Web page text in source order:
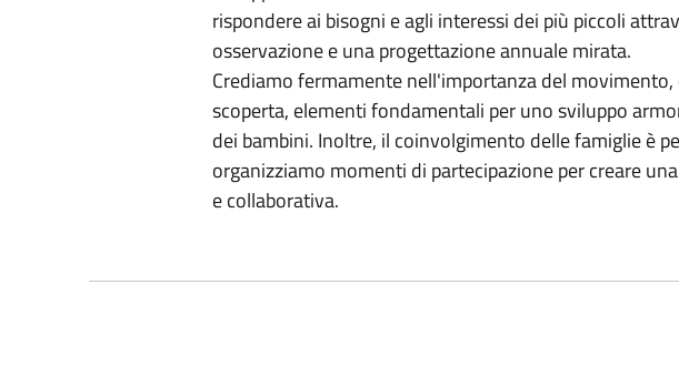
rispondere ai bisogni e agli interessi dei più piccoli
osservazione e una progettazione annuale mirata.
Crediamo fermamente nell'importanza del
scoperta, elementi fondamentali per uno sviluppo
dei bambini. Inoltre, il coinvolgimento delle famiglie è
organizziamo momenti di partecipazione per creare
e collaborativa.